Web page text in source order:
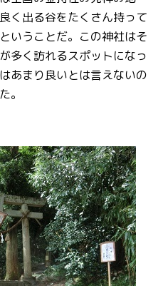
く出る谷をたくさん持って
いうことだ。この神社はそ
多く訪れるスポットになっ
あまり良いとは言えないの
。